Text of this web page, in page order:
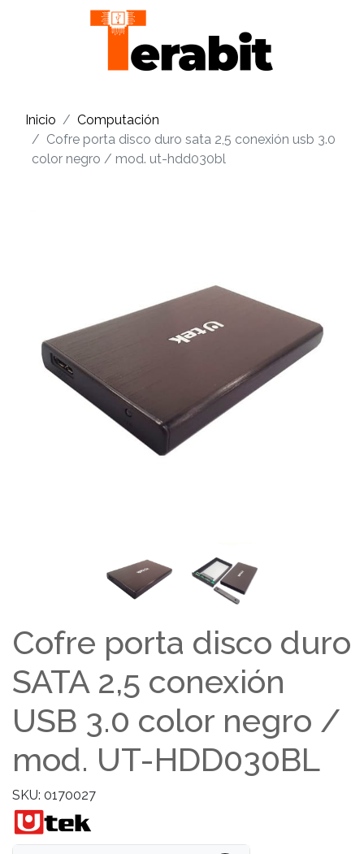
Inicio
Computación
Cofre porta disco duro sata 2,5 conexión usb 3.0
color negro / mod. ut-hdd030bl
Cofre porta disco duro
SATA 2,5 conexión
USB 3.0 color negro /
mod. UT-HDD030BL
SKU: 0170027